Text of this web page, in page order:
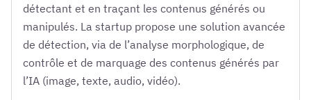
détectant et en traçant les contenus générés ou
manipulés. La startup propose une solution avancée
de détection, via de l’analyse morphologique, de
contrôle et de marquage des contenus générés par
l’IA (image, texte, audio, vidéo).